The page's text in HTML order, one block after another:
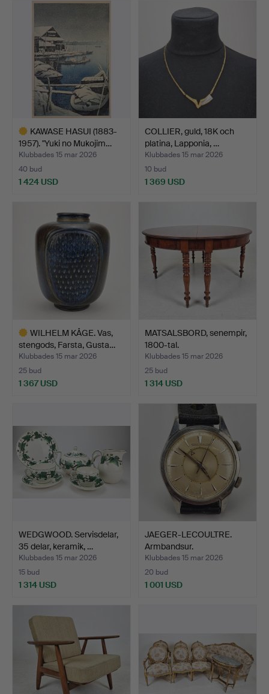
KAWASE HASUI (1883-
1957). "Yuki no Mukojim…
Klubbades 15 mar 2026
40 bud
1 424 USD
COLLIER, guld, 18K och
platina, Lapponia, …
Klubbades 15 mar 2026
10 bud
1 369 USD
WILHELM KÅGE. Vas,
stengods, Farsta, Gusta…
Klubbades 15 mar 2026
25 bud
1 367 USD
MATSALSBORD, senempir,
1800-tal.
Klubbades 15 mar 2026
25 bud
1 314 USD
WEDGWOOD. Servisdelar,
35 delar, keramik, …
Klubbades 15 mar 2026
15 bud
1 314 USD
JAEGER-LECOULTRE.
Armbandsur.
Klubbades 15 mar 2026
20 bud
1 001 USD